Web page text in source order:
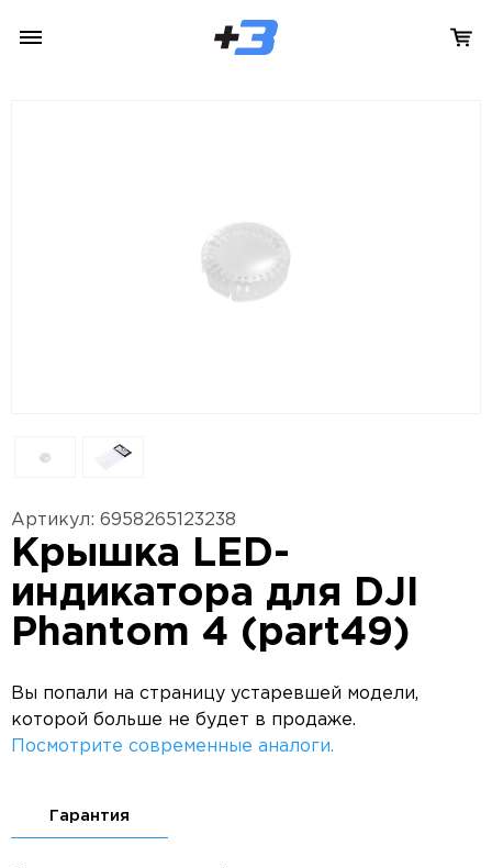
Артикул: 6958265123238
Крышка LED-
индикатора для DJI
Phantom 4 (part49)
Вы попали на страницу устаревшей модели,
которой больше не будет в продаже.
Посмотрите современные аналоги.
Гарантия